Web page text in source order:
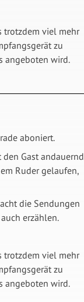
trotzdem viel mehr
zu
angeboten wird.
aboniert.
Gast andauernd
Ruder gelaufen,
die Sendungen
erzählen.
trotzdem viel mehr
zu
angeboten wird.